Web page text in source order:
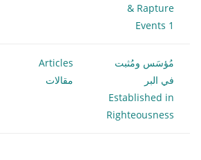
& Rapture
Events 1
مُؤسَس ومُثبت
في البر
Established in
Righteousness
Articles
مقالات